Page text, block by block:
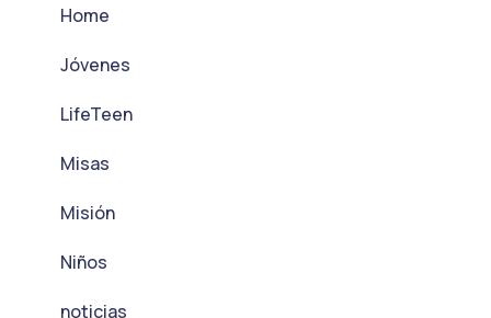
Home
Jóvenes
LifeTeen
Misas
Misión
Niños
noticias